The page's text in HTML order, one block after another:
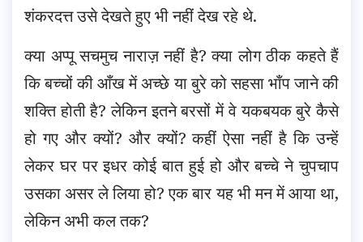
शंकरदत्त उसे देखते हुए भी नहीं देख रहे थे.
क्या अप्पू सचमुच नाराज़ नहीं है? क्या लोग ठीक कहते हैं
कि बच्चों की आँख में अच्छे या बुरे को सहसा भाँप जाने की
शक्ति होती है? लेकिन इतने बरसों में वे यकबयक बुरे कैसे
हो गए और क्यों? और क्यों? कहीं ऐसा नहीं है कि उन्हें
लेकर घर पर इधर कोई बात हुई हो और बच्चे ने चुपचाप
उसका असर ले लिया हो? एक बार यह भी मन में आया था,
लेकिन अभी कल तक?